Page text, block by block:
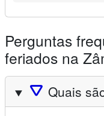
Perguntas
feriados na
🛆 Quais